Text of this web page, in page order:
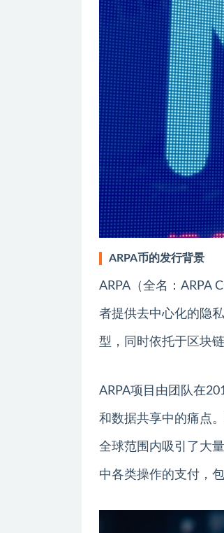
ARPA币的发行背景
ARPA（全名：ARPA
者提供去中心化的隐
型，同时依托于区块
ARPA项目由团队在
和数据共享中的痛点
全球范围内吸引了大
中各类操作的支付，